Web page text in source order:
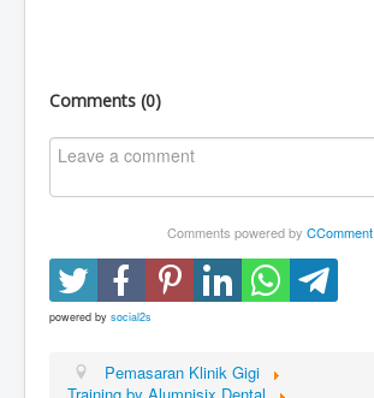
Comments (0)
Comments powered by CComment
powered by social2s
Pemasaran Klinik Gigi